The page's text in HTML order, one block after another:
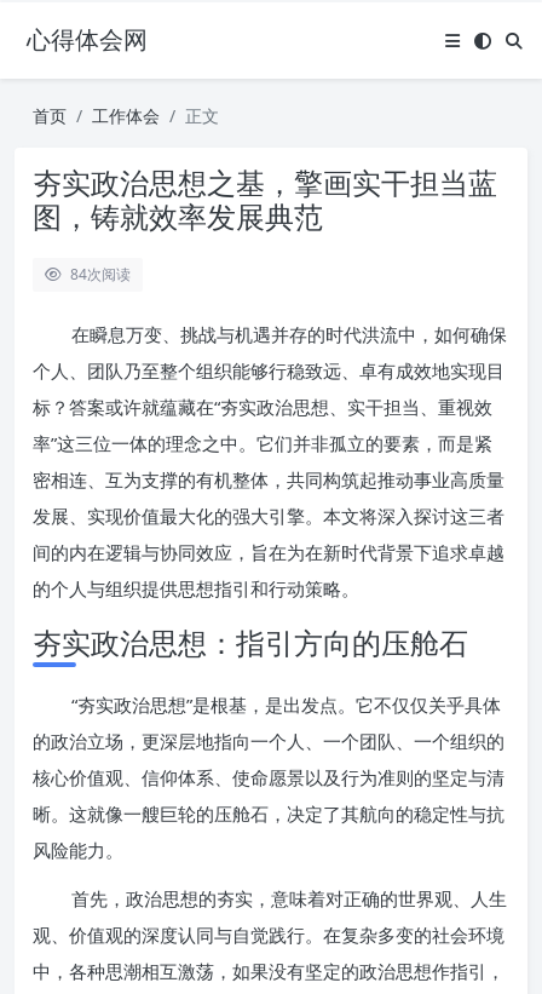
心得体会网
首页 工作体会 正文
夯实政治思想之基，擎画实干担当蓝
图，铸就效率发展典范
84次阅读
在瞬息万变、挑战与机遇并存的时代洪流中，如何确保
个人、团队乃至整个组织能够行稳致远、卓有成效地实现目
标？答案或许就蕴藏在“夯实政治思想、实干担当、重视效
率”这三位一体的理念之中。它们并非孤立的要素，而是紧
密相连、互为支撑的有机整体，共同构筑起推动事业高质量
发展、实现价值最大化的强大引擎。本文将深入探讨这三者
间的内在逻辑与协同效应，旨在为在新时代背景下追求卓越
的个人与组织提供思想指引和行动策略。
夯实政治思想：指引方向的压舱石
“夯实政治思想”是根基，是出发点。它不仅仅关乎具体
的政治立场，更深层地指向一个人、一个团队、一个组织的
核心价值观、信仰体系、使命愿景以及行为准则的坚定与清
晰。这就像一艘巨轮的压舱石，决定了其航向的稳定性与抗
风险能力。
首先，政治思想的夯实，意味着对正确的世界观、人生
观、价值观的深度认同与自觉践行。在复杂多变的社会环境
中，各种思潮相互激荡，如果没有坚定的政治思想作指引，